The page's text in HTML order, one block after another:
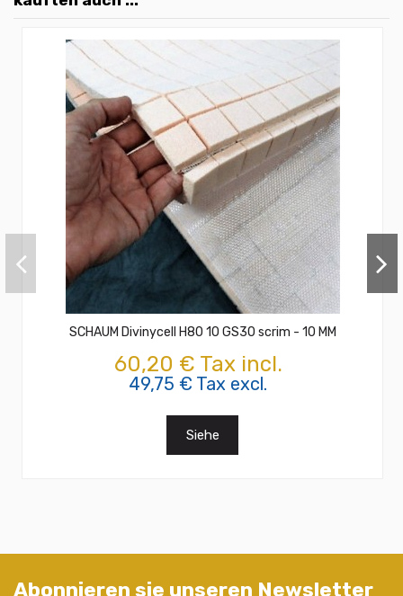
SCHAUM Divinycell H80 10 GS30 scrim - 10 MM
60,20 € Tax incl.
49,75 € Tax excl.
Siehe
Abonnieren sie unseren Newsletter